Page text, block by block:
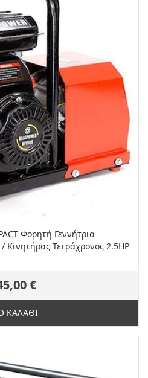
Φορητή Γεννήτρια
Κινητήρας Τετράχρονος 2.5HP
€
ΚΑΛΑΘΙ